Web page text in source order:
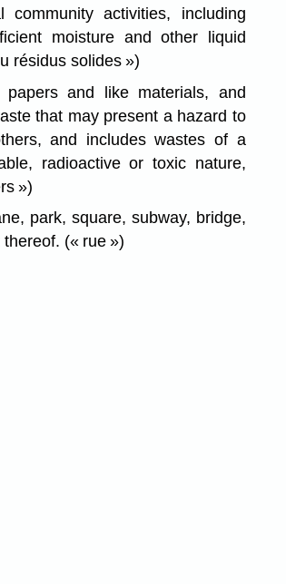
activities, including
moisture and other liquid
résidus solides »)
papers and like materials, and
that may present a hazard to
and includes wastes of a
radioactive or toxic nature,
»)
park, square, subway, bridge,
(« rue »)